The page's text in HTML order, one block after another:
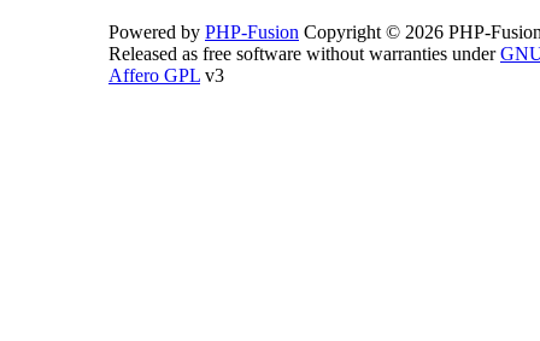
Powered by PHP-Fusion Copyright © 2026 PHP-
Released as free software without warranties under
Affero GPL v3